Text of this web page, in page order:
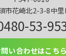
市花崎北2-3-8中里
53-
い合わせはこちら